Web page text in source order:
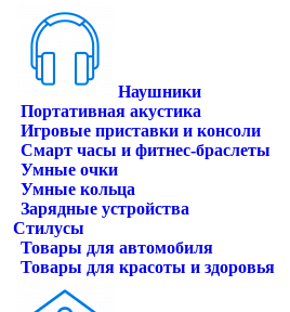
Наушники
Портативная акустика
Игровые приставки и консоли
Смарт часы и фитнес-браслеты
Умные очки
Умные кольца
Зарядные устройства
Стилусы
Товары для автомобиля
Товары для красоты и здоровья